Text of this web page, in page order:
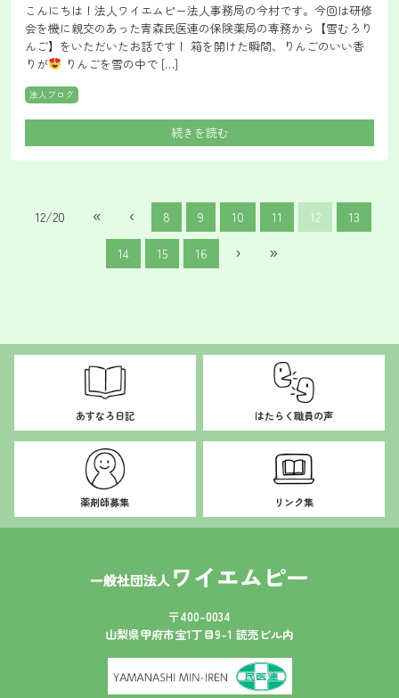
こんにちは！法人ワイエムピー法人事務局の今村です。今回は研修
会を機に親交のあった青森民医連の保険薬局の専務から【雪むろり
んご】をいただいたお話です！ 箱を開けた瞬間、りんごのいい香
りが
りんごを雪の中で […]
法人ブログ
続きを読む
12/20 « ‹ 8 9 10 11 12 13
14 15 16 › »
あすなろ日記 はたらく職員の声
薬剤師募集 リンク集
〒400-0034
山梨県甲府市宝1丁目9-1 読売ビル内